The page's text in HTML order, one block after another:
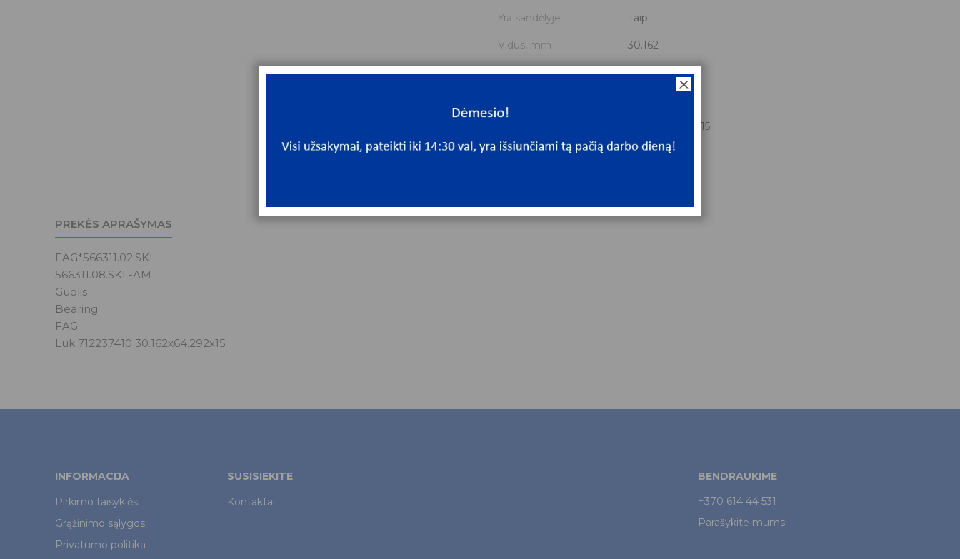
Yra sandėlyje Taip
Vidus, mm 30.162
Išorė, mm 64.292
30.162x64.292x15
Mato vnt VNT
PREKĖS APRAŠYMAS
FAG*566311.02.SKL
566311.08.SKL-AM
Guolis
Bearing
FAG
Luk 712237410 30.162x64.292x15
INFORMACIJA
Pirkimo taisyklės
Grąžinimo sąlygos
Privatumo politika
SUSISIEKITE
Kontaktai
BENDRAUKIME
+370 614 44 531
Parašykite mums